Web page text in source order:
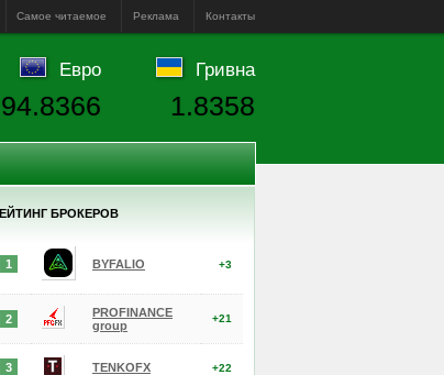
Самое читаемое Реклама Контакты
БРОКЕРОВ
1 BYFALIO +3
2
PROFINANCE
group
+21
3 TENKOFX +22
Евро
94.8366
Гривна
1.8358